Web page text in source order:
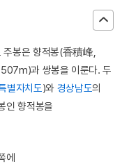
주봉은 향적봉(香積峰,
과 쌍봉을 이룬다. 두
별자치도)와 경상남도의
인 향적봉을
에